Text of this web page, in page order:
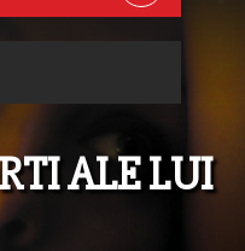
ALE LUI